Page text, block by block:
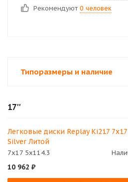
Рекомендуют 0 человек
Типоразмеры и наличие
17''
Легковые диски Replay Ki217 7x17
Silver Литой
7x17 5x114.3
10 962 ₽